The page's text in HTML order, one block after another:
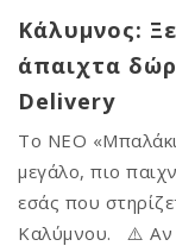
Κάλυμνος:
άπαιχτα
Delivery
Το ΝΕΟ
μεγάλο, πιο
εσάς που
Καλύμνου. ⚠️ Αν